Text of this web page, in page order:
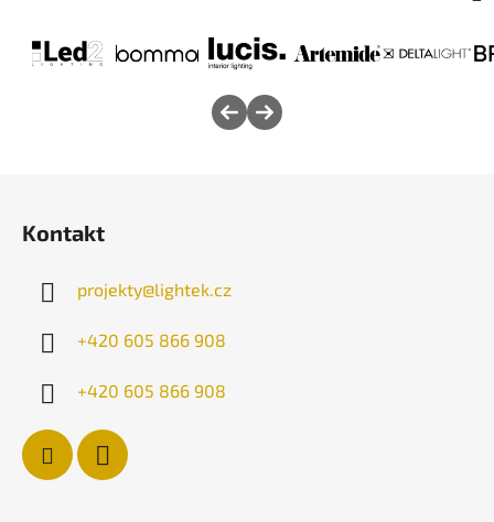
Kontakt
projekty@lightek.cz
+420 605 866 908
+420 605 866 908